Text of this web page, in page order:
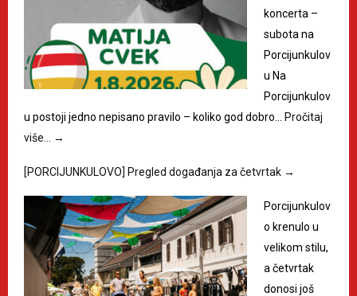
koncerta –
subota na
Porcijunkulov
u Na
Porcijunkulov
u postoji jedno nepisano pravilo – koliko god dobro… Pročitaj
više…
→
[PORCIJUNKULOVO] Pregled događanja za četvrtak →
Porcijunkulov
o krenulo u
velikom stilu,
a četvrtak
donosi još